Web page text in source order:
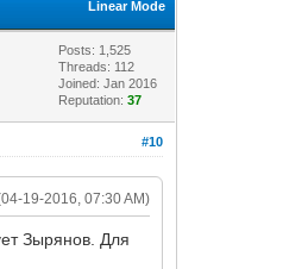
Linear Mode
Posts: 1,525
Threads: 112
Joined: Jan 2016
Reputation:37
#10
19-2016, 07:30 AM)
Зырянов. Для